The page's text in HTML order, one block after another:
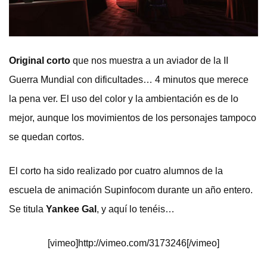
Original corto que nos muestra a un aviador de la II
Guerra Mundial con dificultades… 4 minutos que merece
la pena ver. El uso del color y la ambientación es de lo
mejor, aunque los movimientos de los personajes tampoco
se quedan cortos.
El corto ha sido realizado por cuatro alumnos de la
escuela de animación Supinfocom durante un año entero.
Se titula Yankee Gal , y aquí lo tenéis…
[vimeo]http://vimeo.com/3173246[/vimeo]